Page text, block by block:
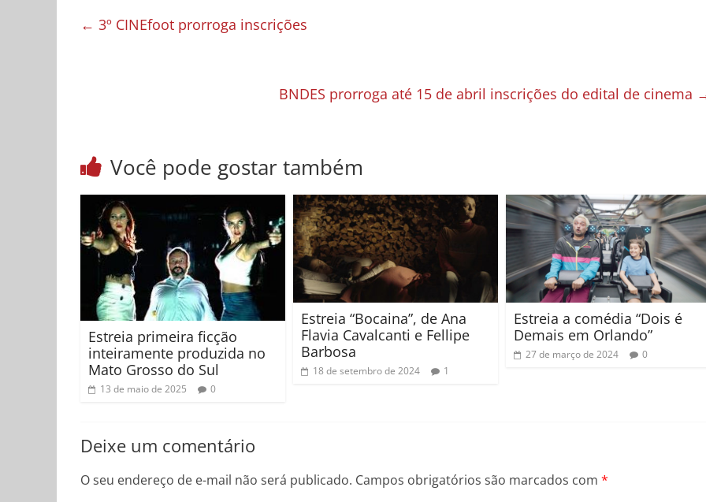
← 3º CINEfoot prorroga inscrições
BNDES prorroga até 15 de abril inscrições do edital de cinema
Você pode gostar também
Estreia primeira ficção
inteiramente produzida no
Mato Grosso do Sul
13 de maio de 2025 0
Estreia “Bocaina”, de Ana
Flavia Cavalcanti e Fellipe
Barbosa
18 de setembro de 2024 1
Estreia a comédia “Dois é
Demais em Orlando”
27 de março de 2024 0
Deixe um comentário
O seu endereço de e-mail não será publicado. Campos obrigatórios são marcados com *